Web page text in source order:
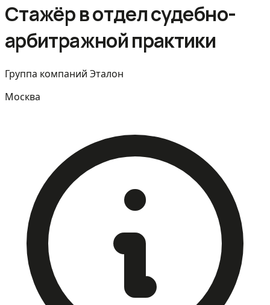
Стажёр в отдел судебно-
арбитражной практики
Группа компаний Эталон
Москва